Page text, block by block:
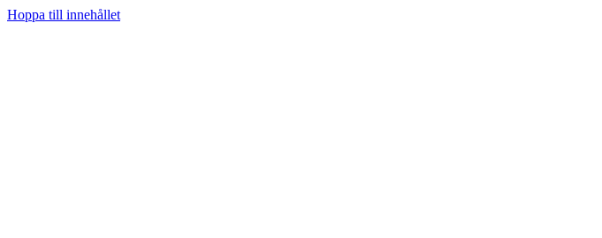
Hoppa till innehållet